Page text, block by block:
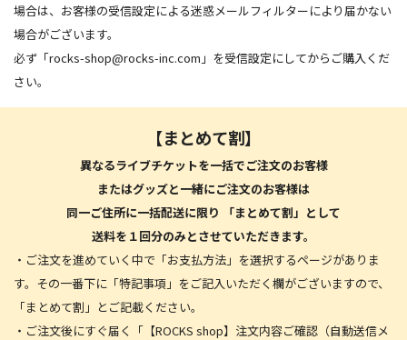
場合は、お客様の受信設定による迷惑メールフィルターにより届かない
場合がございます。
必ず「rocks-shop@rocks-inc.com 」を受信設定にしてからご購入くだ
さい。
【まとめて割】
異なるライブチケットを一括でご注文のお客様
またはグッズと一緒にご注文のお客様は
同一ご住所に一括配送に限り
「まとめて割」として
送料を１回分のみとさせていただきます。
・ご注文を進めていく中で「お支払方法」を選択するページがありま
す。その一番下に「特記事項」をご記入いただく欄がございますので、
「まとめて割」とご記載ください。
・ご注文後にすぐ届く「【ROCKS shop】注文内容ご確認（自動送信メ